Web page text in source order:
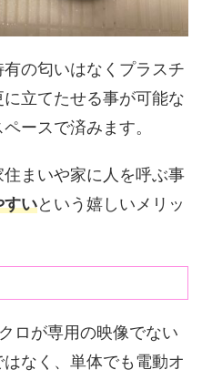
の匂いはなくプラスチ
立てたせる事が可能な
ースで済みます。
まいや家に人を呼ぶ事
すいという嬉しいメリッ
ロが専用の映像でない
なく、単体でも電動オ